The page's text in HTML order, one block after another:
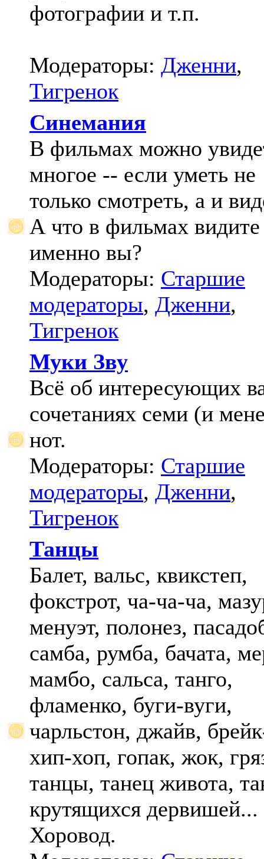
фотографии и т.п.
Модераторы: Дженни,
Тигренок
Синемания
В фильмах можно
многое -- если уметь не
только смотреть, а и
А что в фильмах видите
именно вы?
Модераторы: Старшие
модераторы, Дженни,
Тигренок
Муки Зву
Всё об интересующих
сочетаниях семи (и
нот.
Модераторы: Старшие
модераторы, Дженни,
Тигренок
Танцы
Балет, вальс, квикстеп,
фокстрот, ча-ча-ча,
менуэт, полонез,
самба, румба, бачата,
мамбо, сальса, танго,
фламенко, буги-вуги,
чарльстон, джайв,
хип-хоп, гопак, жок,
танцы, танец живота,
крутящихся дервишей...
Хоровод.